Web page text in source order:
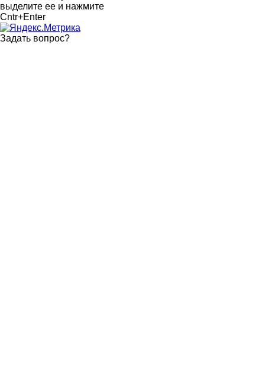
выделите ее и нажмите
Cntr+Enter
Задать вопрос?